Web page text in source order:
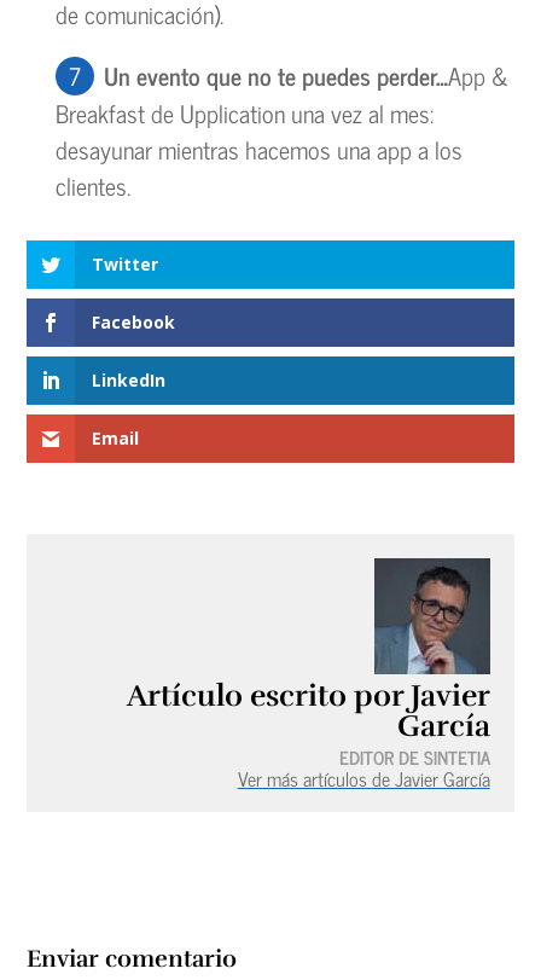
de comunicación).
Un evento que no te puedes perder…App &
Breakfast de Upplication una vez al mes:
desayunar mientras hacemos una app a los
clientes.
Twitter
Facebook
LinkedIn
Email
Artículo escrito por Javier
García
EDITOR DE SINTETIA
Ver más artículos de Javier García
Enviar comentario